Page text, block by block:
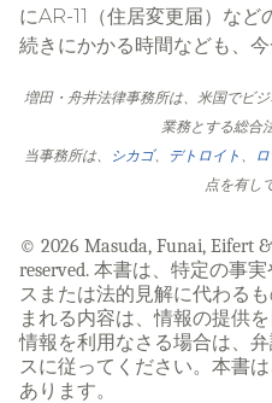
にAR-11（住居変更届）な
続きにかかる時間なども、今
増田・舟井法律事務所は、米国でビ
業務とする総合
当事務所は、
シカゴ、 デトロイト 、
点を有し
© 2026 Masuda, Funai, Eifert
reserved. 本書は、特定の事
スまたは法的見解に代わる
まれる内容は、情報の提供
情報を利用なさる場合は、
スに従ってください。本書
あります。